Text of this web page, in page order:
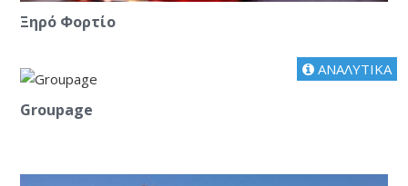
Ξηρό Φορτίο
ΑΝΑΛΥΤΙΚΑ
Groupage